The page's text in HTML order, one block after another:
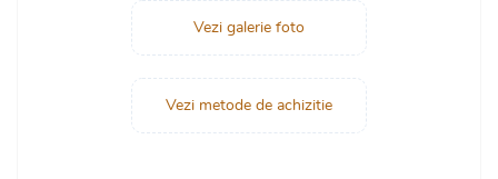
Vezi galerie foto
Vezi metode de achizitie